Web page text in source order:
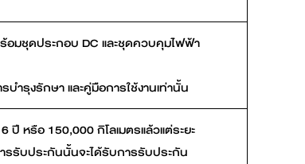
มชุดประกอบ DC และชุดควบคุมไฟฟ้า
ำรุงรักษา และคู่มือการใช้งานเท่านั้น
ปี หรือ 150,000 กิโลเมตรแล้วแต่ระยะ
ารรับประกันนั้นจะได้รับการรับประกัน